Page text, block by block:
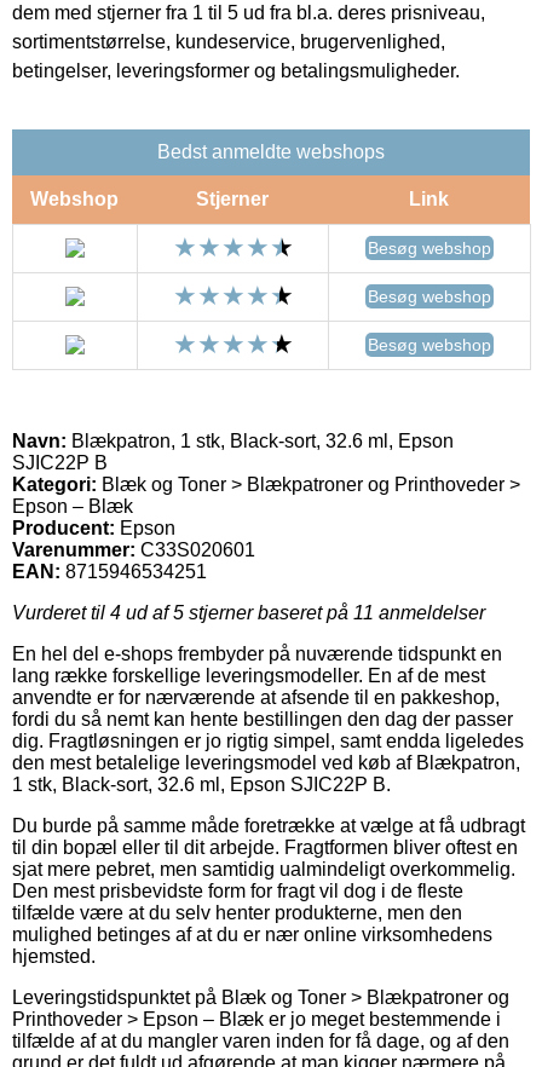
dem med stjerner fra 1 til 5 ud fra bl.a. deres prisniveau,
sortimentstørrelse, kundeservice, brugervenlighed,
betingelser, leveringsformer og betalingsmuligheder.
Bedst anmeldte webshops
Webshop Stjerner Link
Besøg webshop
Besøg webshop
Besøg webshop
Navn: Blækpatron, 1 stk, Black-sort, 32.6 ml, Epson
SJIC22P B
Kategori: Blæk og Toner > Blækpatroner og Printhoveder >
Epson – Blæk
Producent: Epson
Varenummer: C33S020601
EAN: 8715946534251
Vurderet til 4 ud af 5 stjerner baseret på 11 anmeldelser
En hel del e-shops frembyder på nuværende tidspunkt en
lang række forskellige leveringsmodeller. En af de mest
anvendte er for nærværende at afsende til en pakkeshop,
fordi du så nemt kan hente bestillingen den dag der passer
dig. Fragtløsningen er jo rigtig simpel, samt endda ligeledes
den mest betalelige leveringsmodel ved køb af Blækpatron,
1 stk, Black-sort, 32.6 ml, Epson SJIC22P B.
Du burde på samme måde foretrække at vælge at få udbragt
til din bopæl eller til dit arbejde. Fragtformen bliver oftest en
sjat mere pebret, men samtidig ualmindeligt overkommelig.
Den mest prisbevidste form for fragt vil dog i de fleste
tilfælde være at du selv henter produkterne, men den
mulighed betinges af at du er nær online virksomhedens
hjemsted.
Leveringstidspunktet på Blæk og Toner > Blækpatroner og
Printhoveder > Epson – Blæk er jo meget bestemmende i
tilfælde af at du mangler varen inden for få dage, og af den
grund er det fuldt ud afgørende at man kigger nærmere på